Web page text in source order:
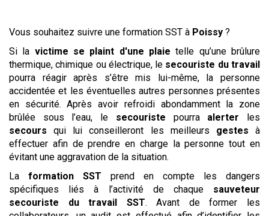
Vous souhaitez suivre une formation SST à Poissy ?
Si la victime se plaint d'une plaie telle qu’une brûlure
thermique, chimique ou électrique, le secouriste du travail
pourra réagir après s’être mis lui-même, la personne
accidentée et les éventuelles autres personnes présentes
en sécurité. Après avoir refroidi abondamment la zone
brûlée sous l’eau, le secouriste pourra alerter les
secours qui lui conseilleront les meilleurs gestes à
effectuer afin de prendre en charge la personne tout en
évitant une aggravation de la situation.
La formation SST prend en compte les dangers
spécifiques liés à l’activité de chaque sauveteur
secouriste du travail
SST. Avant de former les